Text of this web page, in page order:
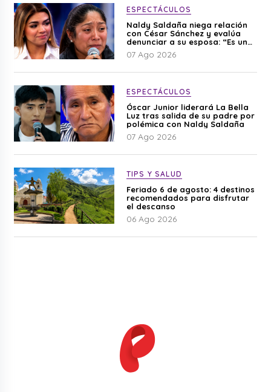
ESPECTÁCULOS
Naldy Saldaña niega relación
con César Sánchez y evalúa
denunciar a su esposa: “Es una
difamación”
07 Ago 2026
ESPECTÁCULOS
Óscar Junior liderará La Bella
Luz tras salida de su padre por
polémica con Naldy Saldaña
07 Ago 2026
TIPS Y SALUD
Feriado 6 de agosto: 4 destinos
recomendados para disfrutar
el descanso
06 Ago 2026